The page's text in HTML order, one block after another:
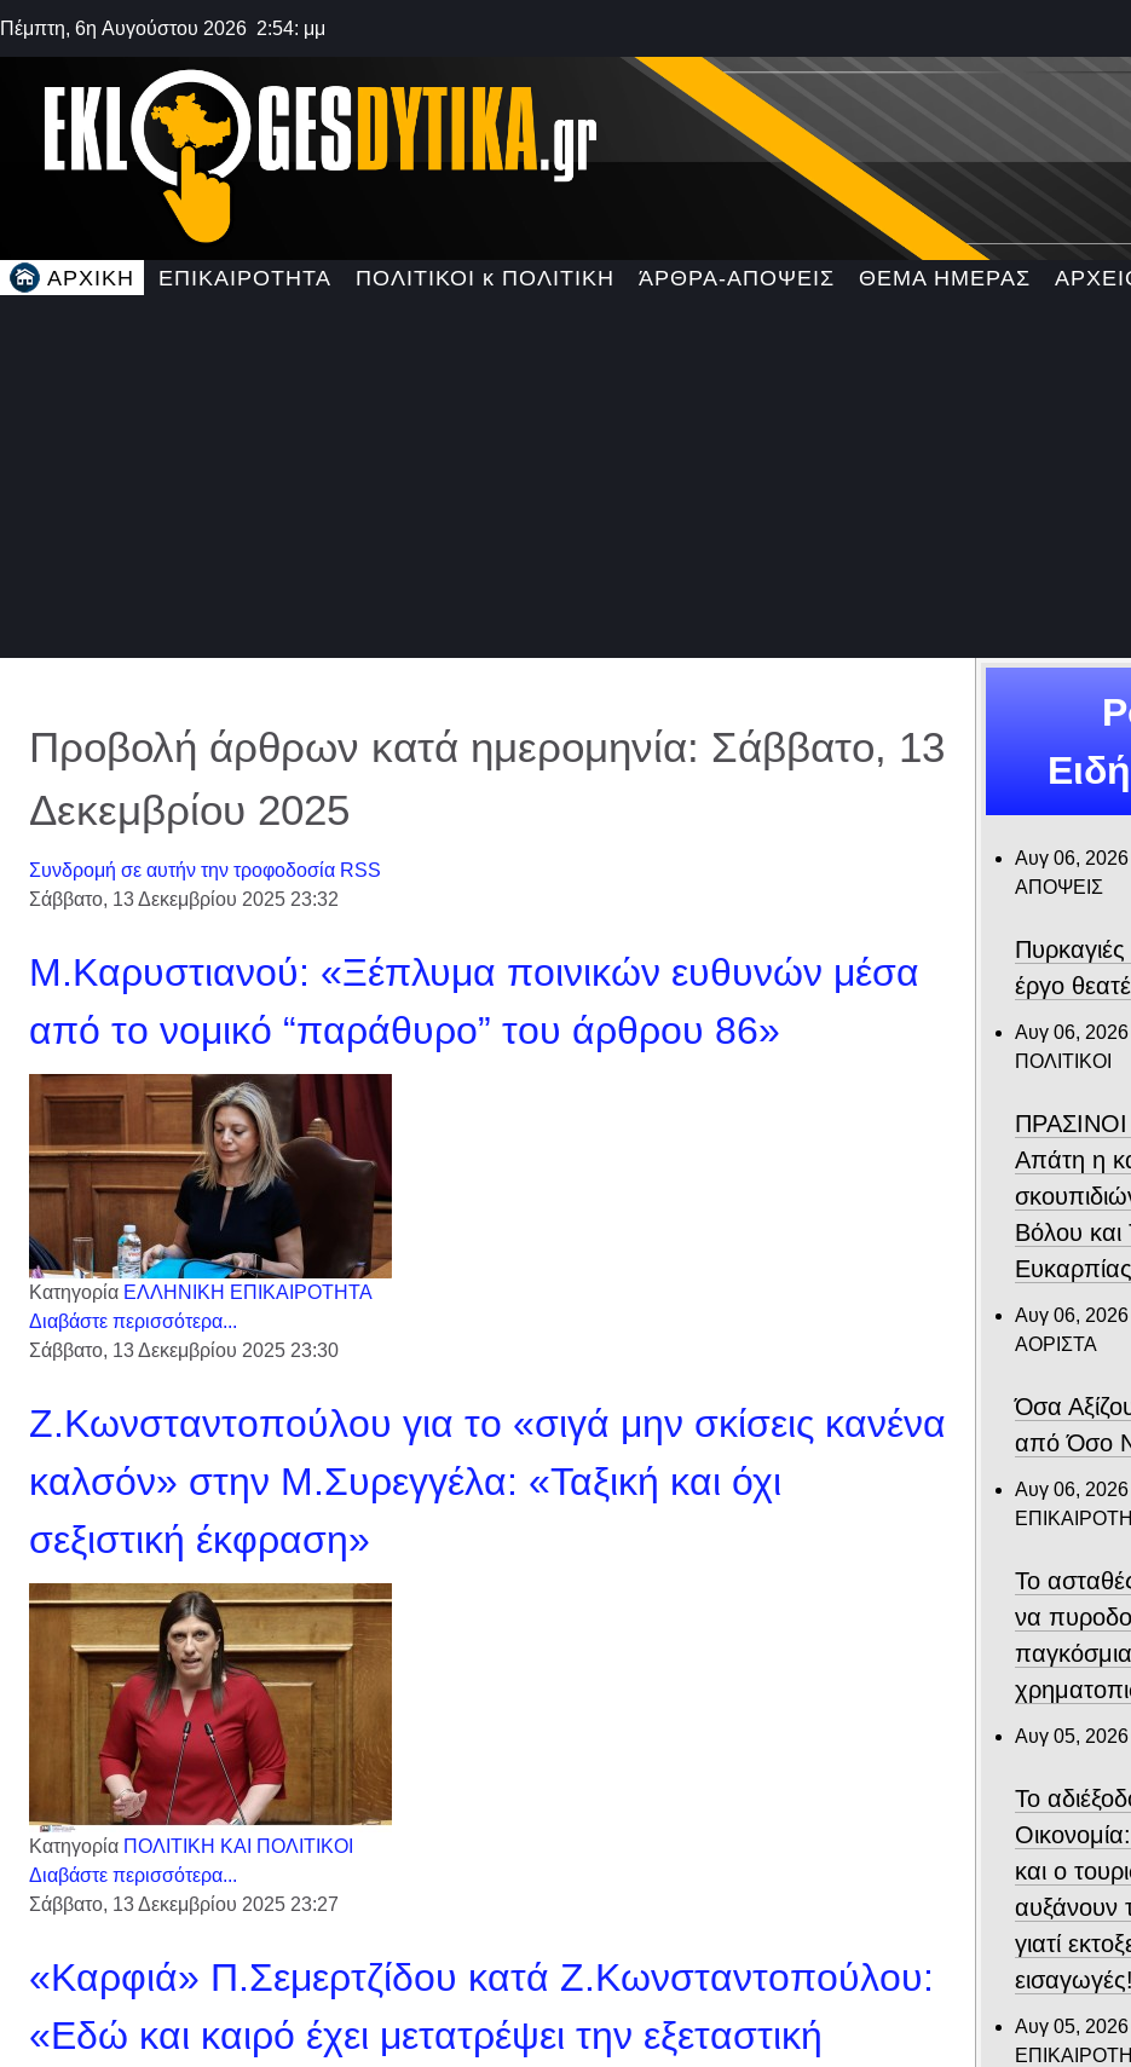
Πέμπτη, 6η Αυγούστου 2026 2:54: μμ
ΑΡΧΙΚΗ ΕΠΙΚΑΙΡΟΤΗΤΑ ΠΟΛΙΤΙΚΟΙ κ ΠΟΛΙΤΙΚΗ ΆΡΘΡΑ-ΑΠΟΨΕΙΣ ΘΕΜΑ ΗΜΕΡΑΣ
Προβολή άρθρων κατά ημερομηνία: Σάββατο, 13
Δεκεμβρίου 2025
Συνδρομή σε αυτήν την τροφοδοσία RSS
Σάββατο, 13 Δεκεμβρίου 2025 23:32
Μ.Καρυστιανού: «Ξέπλυμα ποινικών ευθυνών μέσα
από το νομικό “παράθυρο” του άρθρου 86»
Κατηγορία ΕΛΛΗΝΙΚΗ ΕΠΙΚΑΙΡΟΤΗΤΑ
Διαβάστε περισσότερα...
Σάββατο, 13 Δεκεμβρίου 2025 23:30
Ζ.Κωνσταντοπούλου για το «σιγά μην σκίσεις κανένα
καλσόν» στην Μ.Συρεγγέλα: «Ταξική και όχι
σεξιστική έκφραση»
Κατηγορία ΠΟΛΙΤΙΚΗ ΚΑΙ ΠΟΛΙΤΙΚΟΙ
Διαβάστε περισσότερα...
Σάββατο, 13 Δεκεμβρίου 2025 23:27
«Καρφιά» Π.Σεμερτζίδου κατά Ζ.Κωνσταντοπούλου:
«Εδώ και καιρό έχει μετατρέψει την εξεταστική
Αυγ 06, 2026
ΑΠΟΨΕΙΣ
έργο
Αυγ 06, 2026
ΠΟΛΙΤΙΚΟΙ
ΠΡΑΣΙΝΟΙ
Απάτη η
Βόλου και
Ευκαρπίας
Αυγ 06, 2026
ΑΟΡΙΣΤΑ
Όσα
από Όσο
Αυγ 06, 2026
Το
να
παγκόσμια
Αυγ 05, 2026
Το
και ο
αυξάνουν
γιατί
εισαγωγές!
Αυγ 05, 2026